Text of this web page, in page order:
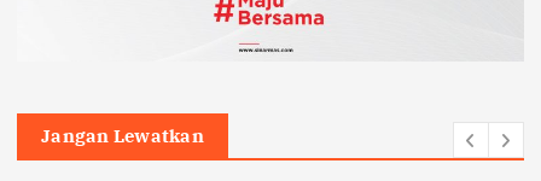
Jangan Lewatkan